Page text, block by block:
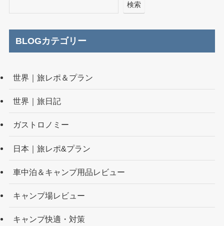
検索
BLOGカテゴリー
世界｜旅レポ＆プラン
世界｜旅日記
ガストロノミー
日本｜旅レポ&プラン
車中泊＆キャンプ用品レビュー
キャンプ場レビュー
キャンプ快適・対策